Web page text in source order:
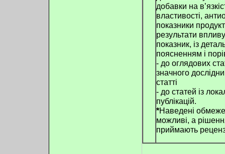
добавки на
властивості,
показники
результати
показник, із
поясненням і
- до оглядових
значного
статті
- до статей із
публікацій.
*Наведені
можливі, а
приймають